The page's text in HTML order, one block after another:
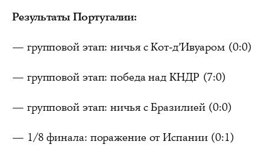
Результаты Португалии:
— групповой этап: ничья с Кот-д’Ивуаром (0:0)
— групповой этап: победа над КНДР (7:0)
— групповой этап: ничья с Бразилией (0:0)
— 1/8 финала: поражение от Испании (0:1)